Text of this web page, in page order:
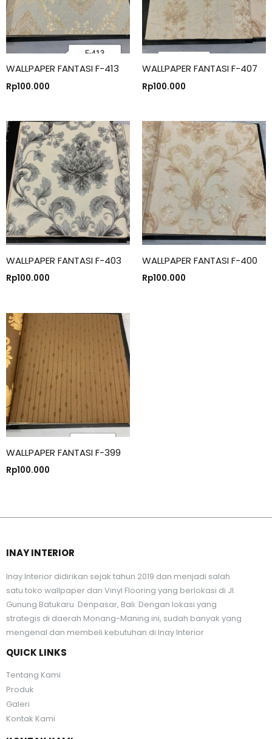
WALLPAPER FANTASI F-413
Rp100.000
WALLPAPER FANTASI F-407
Rp100.000
WALLPAPER FANTASI F-403
Rp100.000
WALLPAPER FANTASI F-400
Rp100.000
WALLPAPER FANTASI F-399
Rp100.000
INAY INTERIOR
Inay Interior didirikan sejak tahun 2019 dan menjadi salah
satu toko wallpaper dan Vinyl Flooring yang berlokasi di Jl.
Gunung Batukaru Denpasar, Bali. Dengan lokasi yang
strategis di daerah Monang-Maning ini, sudah banyak yang
mengenal dan membeli kebutuhan di Inay Interior
QUICK LINKS
Tentang Kami
Produk
Galeri
Kontak Kami